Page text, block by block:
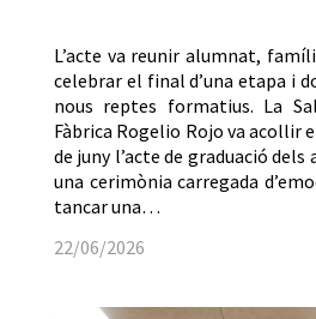
L’acte va reunir alumnat,
celebrar el final d’una etapa i
nous reptes formatius. La
Fàbrica Rogelio Rojo va acollir
de juny l’acte de graduació dels
una cerimònia carregada
tancar una…
22/06/2026